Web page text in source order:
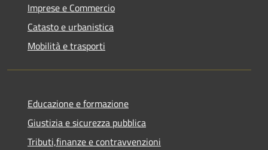
Imprese e Commercio
Catasto e urbanistica
Mobilità e trasporti
Educazione e formazione
Giustizia e sicurezza pubblica
Tributi,finanze e contravvenzioni